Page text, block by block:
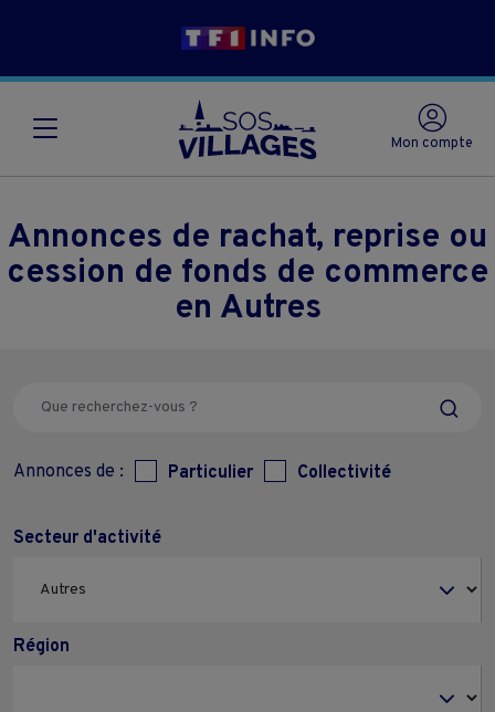
Mon compte
Annonces de rachat, reprise ou
cession de fonds de commerce
en Autres
Annonces de : Particulier Collectivité
Secteur d'activité
Région